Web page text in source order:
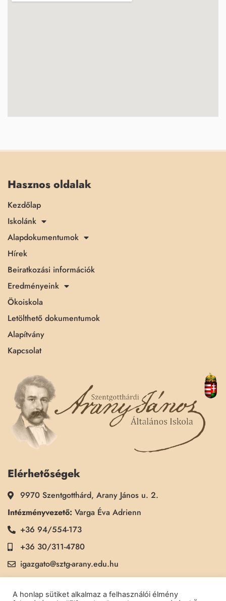
Hasznos oldalak
Kezdőlap
Iskolánk
Alapdokumentumok
Hírek
Beiratkozási információk
Eredményeink
Ökoiskola
Letölthető dokumentumok
Alapítvány
Kapcsolat
Elérhetőségek
9970 Szentgotthárd, Arany János u. 2.
Intézményvezető: Varga Éva Adrienn
+36 94/554-173
+36 30/311-4780
igazgato@sztg-arany.edu.hu
Titkárság:Kimmel Kinga
+36 30/311-5790
A honlap sütiket alkalmaz a felhasználói élmény